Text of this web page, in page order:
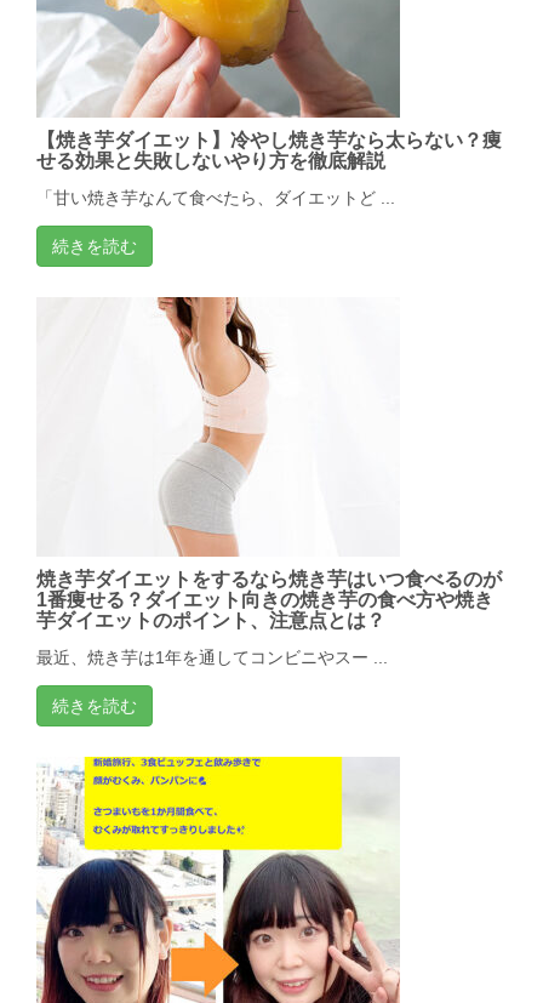
【焼き芋ダイエット】冷やし焼き芋なら太らない？痩
せる効果と失敗しないやり方を徹底解説
「甘い焼き芋なんて食べたら、ダイエットど ...
続きを読む
焼き芋ダイエットをするなら焼き芋はいつ食べるのが
1番痩せる？ダイエット向きの焼き芋の食べ方や焼き
芋ダイエットのポイント、注意点とは？
最近、焼き芋は1年を通してコンビニやスー ...
続きを読む